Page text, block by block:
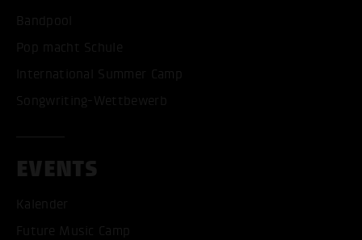
Bandpool
Pop macht Schule
International Summer Camp
Songwriting-Wettbewerb
EVENTS
Kalender
Future Music Camp